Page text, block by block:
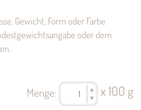
Gewicht, Form oder Farbe
oder dem
Menge: x 100 g